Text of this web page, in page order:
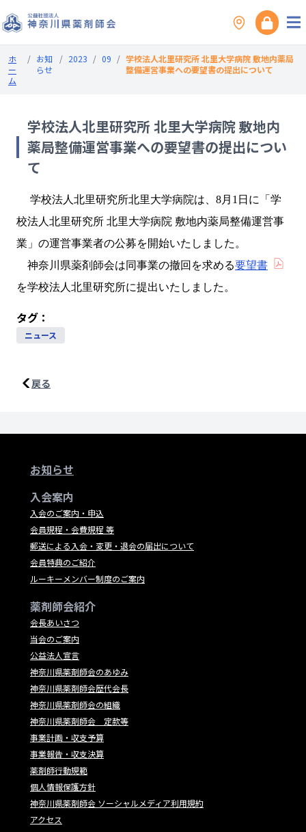
ホ
ー
ム
/ お知
らせ
/ 2023 / 09 / 学校法人北里研究所 北里大学病院 敷地内薬局
整備運営事業への要望書の提出について
学校法人北里研究所 北里大学病院 敷地内
薬局整備運営事業への要望書の提出につい
て
学校法人北里研究所北里大学病院は、8月1日に「学
校法人北里研究所 北里大学病院 敷地内薬局整備運営事
業」の運営事業者の公募を開始いたしました。
神奈川県薬剤師会は同事業の撤回を求める要望書
を学校法人北里研究所に提出いたしました。
タグ：
ニュース
戻る
お知らせ
入会案内
入会のご案内・申込
会員規程・会費規程 等
郵送による入会・変更・退会の届出について
会員特典のご紹介
ルーキーメンバー制度のご案内
薬剤師会紹介
会長あいさつ
当会のご案内
公益法人宣言
神奈川県薬剤師会のあゆみ
神奈川県薬剤師会歴代会長
神奈川県薬剤師会の組織
神奈川県薬剤師会 定款等
事業計画・収支予算
事業報告・収支決算
薬剤師行動規範
個人情報保護方針
神奈川県薬剤師会 ソーシャルメディア利用規約
アクセス